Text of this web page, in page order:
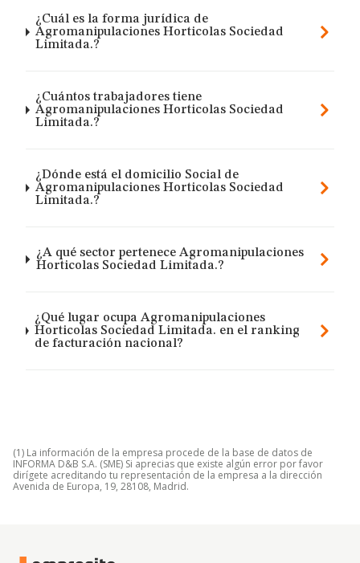
¿Cuál es la forma jurídica de
Agromanipulaciones Horticolas Sociedad
Limitada.?
¿Cuántos trabajadores tiene
Agromanipulaciones Horticolas Sociedad
Limitada.?
¿Dónde está el domicilio Social de
Agromanipulaciones Horticolas Sociedad
Limitada.?
¿A qué sector pertenece Agromanipulaciones
Horticolas Sociedad Limitada.?
¿Qué lugar ocupa Agromanipulaciones
Horticolas Sociedad Limitada. en el ranking
de facturación nacional?
(1) La información de la empresa procede de la base de datos de
INFORMA D&B S.A. (SME) Si aprecias que existe algún error por favor
dirígete acreditando tu representación de la empresa a la dirección
Avenida de Europa, 19, 28108, Madrid.